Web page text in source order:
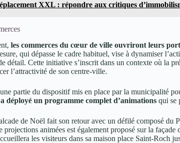
XXL : répondre aux critiques
les commerces du cœur de ville ouvriront leurs
qui dépasse le cadre habituel, vise à dynamiser
détail. Cette initiative s’inscrit dans un contexte où la
l’attractivité de son centre-ville.
partie du dispositif mis en place par la municipalité
déployé un programme complet d’animations qui se
de Noël fait son retour avec un défilé composé du
projections animées est également proposé sur la
les visiteurs dans sa maison place Saint-Roch